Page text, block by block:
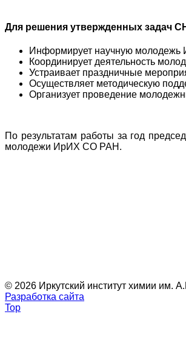
Для решения утвержденных задач
Информирует научную молодежь
Координирует деятельность
Устраивает праздничные
Осуществляет методическую
Организует проведение
По результатам работы за год
молодежи ИрИХ СО РАН.
© 2026 Иркутский институт химии им.
Разработка сайта
Top